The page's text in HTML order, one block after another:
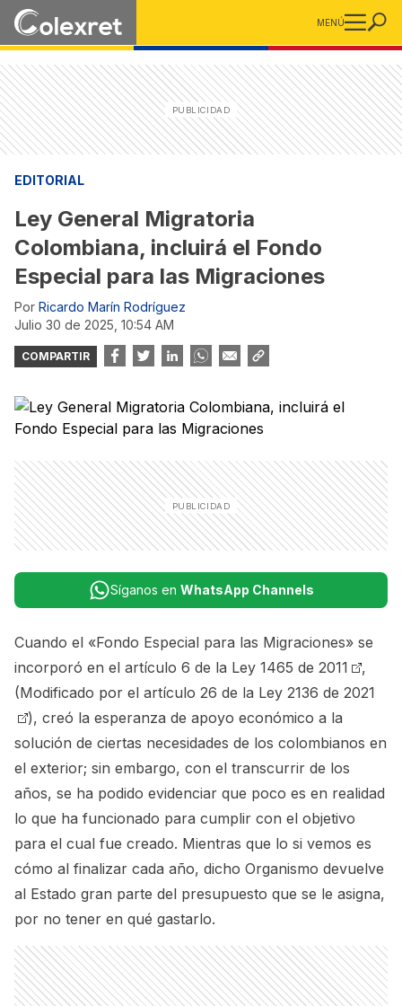
MENÚ
EDITORIAL
Ley General Migratoria
Colombiana, incluirá el Fondo
Especial para las Migraciones
Por Ricardo Marín Rodríguez
julio 30 de 2025, 10:54 AM
COMPARTIR
Síganos en WhatsApp Channels
Cuando el «Fondo Especial para las Migraciones» se
incorporó en el artículo 6 de la Ley 1465 de 2011
,
(Modificado por el artículo 26 de la Ley 2136 de 2021
), creó la esperanza de apoyo económico a la
solución de ciertas necesidades de los colombianos en
el exterior; sin embargo, con el transcurrir de los
años, se ha podido evidenciar que poco es en realidad
lo que ha funcionado para cumplir con el objetivo
para el cual fue creado. Mientras que lo si vemos es
cómo al finalizar cada año, dicho Organismo devuelve
al Estado gran parte del presupuesto que se le asigna,
por no tener en qué gastarlo.